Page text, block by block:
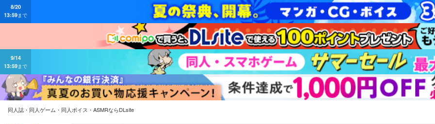
同人誌・同人ゲーム・同人ボイス・ASMRならDLsite